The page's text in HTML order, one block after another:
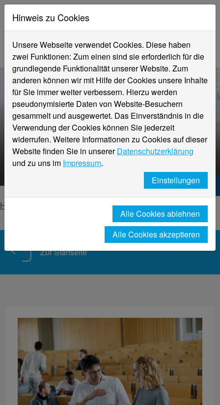
Aktuelle Informationen
Hochschule Niederrhein. Dein Weg.
Home
Fachbereich Chemie
Einzeldarstellung
Zur Startseite
Hinweis zu Cookies
Unsere Webseite verwendet Cookies. Diese haben
zwei Funktionen: Zum einen sind sie erforderlich für die
grundlegende Funktionalität unserer Website. Zum
anderen können wir mit Hilfe der Cookies unsere Inhalte
für Sie immer weiter verbessern. Hierzu werden
pseudonymisierte Daten von Website-Besuchern
gesammelt und ausgewertet. Das Einverständnis in die
Verwendung der Cookies können Sie jederzeit
widerrufen. Weitere Informationen zu Cookies auf dieser
Website finden Sie in unsererDatenschutzerklärung
und zu uns im Impressum.
Einstellungen
Alle Cookies ablehnen
Alle Cookies akzeptieren